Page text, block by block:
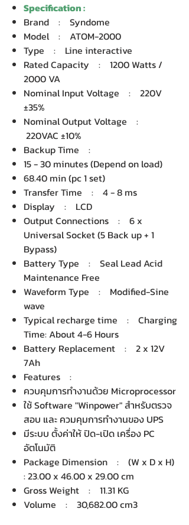
Specification :
Brand : Syndome
Model : ATOM-2000
Type : Line interactive
Rated Capacity : 1200 Watts /
2000 VA
Nominal Input Voltage : 220V
±35%
Nominal Output Voltage :
220VAC ±10%
Backup Time :
15 - 30 minutes (Depend on load)
68.40 min (pc 1 set)
Transfer Time : 4 - 8 ms
Display : LCD
Output Connections : 6 x
Universal Socket (5 Back up + 1
Bypass)
Battery Type : Seal Lead Acid
Maintenance Free
Waveform Type : Modified-Sine
wave
Typical recharge time : Charging
Time: About 4-6 Hours
Battery Replacement : 2 x 12V
7Ah
Features :
ควบคุมการทำงานด้วย Microprocessor
ใช้ Software "Winpower" สำหรับตรวจ
สอบ และ ควมคุมการทำงานของ UPS
มีระบบ ตั้งค่าให้ ปิด-เปิด เครื่อง PC
อัตโนมัติ
Package Dimension : (W x D x H)
: 23.00 x 46.00 x 29.00 cm
Gross Weight : 11.31 KG
Volume : 30,682.00 cm3